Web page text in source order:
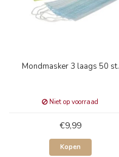
Mondmasker 3 laags 50 st.
Niet op voorraad
€9,99
Kopen